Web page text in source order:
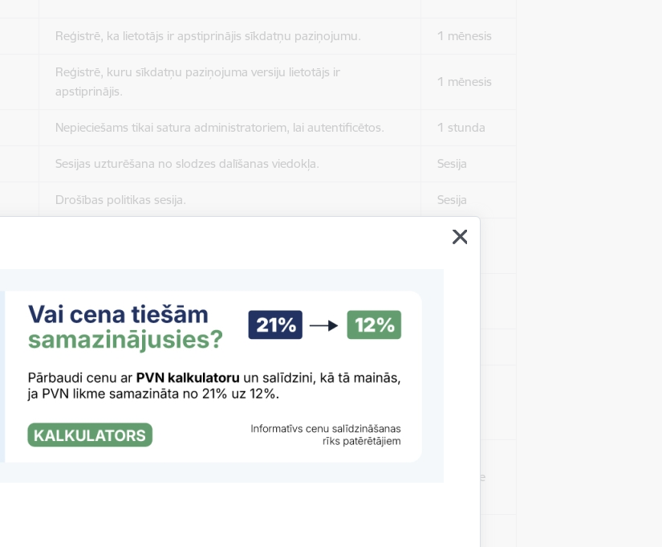
Reģistrē, ka lietotājs ir apstiprinājis sīkdatņu paziņojumu. 1 mēnesis
Reģistrē, kuru sīkdatņu paziņojuma versiju lietotājs ir
apstiprinājis.
1 mēnesis
Nepieciešams tikai satura administratoriem, lai autentificētos. 1 stunda
Sesijas uzturēšana no slodzes dalīšanas viedokļa. Sesija
Drošības politikas sesija. Sesija
Sesija
ziņojumus pēc tam, kad viņi ir izlasījuši un aizvēruši tos.
Reģistrē, ka tiek parādīts modālais logs.
Reģistrē unikālu ID, kas tiek izmantots statistisko datu iegūšanai
1 minūte